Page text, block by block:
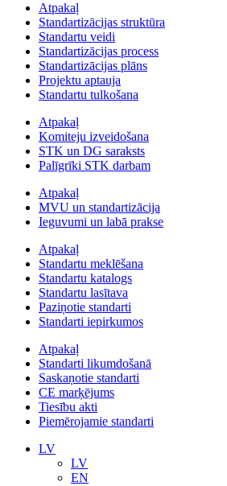
Atpakaļ
Standartizācijas struktūra
Standartu veidi
Standartizācijas process
Standartizācijas plāns
Projektu aptauja
Standartu tulkošana
Atpakaļ
Komiteju izveidošana
STK un DG saraksts
Palīgrīki STK darbam
Atpakaļ
MVU un standartizācija
Ieguvumi un labā prakse
Atpakaļ
Standartu meklēšana
Standartu katalogs
Standartu lasītava
Paziņotie standarti
Standarti iepirkumos
Atpakaļ
Standarti likumdošanā
Saskaņotie standarti
CE marķējums
Tiesību akti
Piemērojamie standarti
LV
LV
EN